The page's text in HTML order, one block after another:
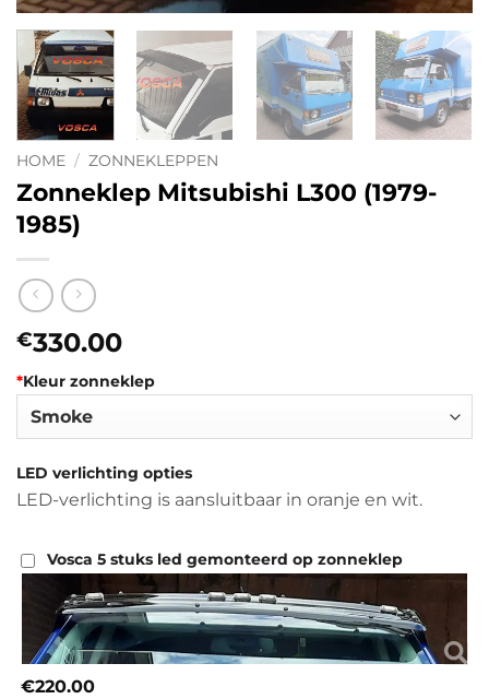
HOME / ZONNEKLEPPEN
Zonneklep Mitsubishi L300 (1979-
1985)
€330.00
*Kleur zonneklep
LED verlichting opties
LED-verlichting is aansluitbaar in oranje en wit.
Vosca 5 stuks led gemonteerd op zonneklep
€220.00